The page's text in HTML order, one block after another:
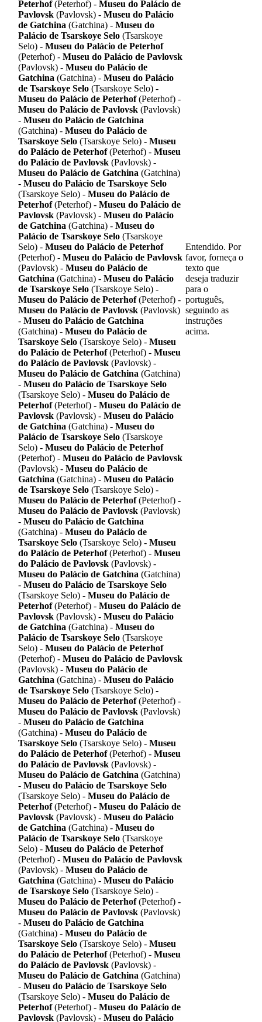
Peterhof(Peterhof) - Museu do Palácio de
Pavlovsk (Pavlovsk) - Museu do Palácio
de Gatchina (Gatchina) - Museu do
Palácio de Tsarskoye Selo (Tsarskoye
Selo) - Museu do Palácio de Peterhof
(Peterhof) - Museu do Palácio de Pavlovsk
(Pavlovsk) - Museu do Palácio de
Gatchina (Gatchina) - Museu do Palácio
de Tsarskoye Selo (Tsarskoye Selo) -
Museu do Palácio de Peterhof(Peterhof) -
Museu do Palácio de Pavlovsk (Pavlovsk)
- Museu do Palácio de Gatchina
(Gatchina) - Museu do Palácio de
Tsarskoye Selo (Tsarskoye Selo) - Museu
do Palácio de Peterhof(Peterhof) - Museu
do Palácio de Pavlovsk (Pavlovsk) -
Museu do Palácio de Gatchina (Gatchina)
- Museu do Palácio de Tsarskoye Selo
(Tsarskoye Selo) - Museu do Palácio de
Peterhof(Peterhof) - Museu do Palácio de
Pavlovsk (Pavlovsk) - Museu do Palácio
de Gatchina (Gatchina) - Museu do
Palácio de Tsarskoye Selo (Tsarskoye
Selo) - Museu do Palácio de Peterhof
(Peterhof) - Museu do Palácio de Pavlovsk
(Pavlovsk) - Museu do Palácio de
Gatchina (Gatchina) - Museu do Palácio
de Tsarskoye Selo (Tsarskoye Selo) -
Museu do Palácio de Peterhof(Peterhof) -
Museu do Palácio de Pavlovsk (Pavlovsk)
- Museu do Palácio de Gatchina
(Gatchina) - Museu do Palácio de
Tsarskoye Selo (Tsarskoye Selo) - Museu
do Palácio de Peterhof(Peterhof) - Museu
do Palácio de Pavlovsk (Pavlovsk) -
Museu do Palácio de Gatchina (Gatchina)
- Museu do Palácio de Tsarskoye Selo
(Tsarskoye Selo) - Museu do Palácio de
Peterhof(Peterhof) - Museu do Palácio de
Pavlovsk (Pavlovsk) - Museu do Palácio
de Gatchina (Gatchina) - Museu do
Palácio de Tsarskoye Selo (Tsarskoye
Selo) - Museu do Palácio de Peterhof
(Peterhof) - Museu do Palácio de Pavlovsk
(Pavlovsk) - Museu do Palácio de
Gatchina (Gatchina) - Museu do Palácio
de Tsarskoye Selo (Tsarskoye Selo) -
Museu do Palácio de Peterhof(Peterhof) -
Museu do Palácio de Pavlovsk (Pavlovsk)
- Museu do Palácio de Gatchina
(Gatchina) - Museu do Palácio de
Tsarskoye Selo (Tsarskoye Selo) - Museu
do Palácio de Peterhof(Peterhof) - Museu
do Palácio de Pavlovsk (Pavlovsk) -
Museu do Palácio de Gatchina (Gatchina)
- Museu do Palácio de Tsarskoye Selo
(Tsarskoye Selo) - Museu do Palácio de
Peterhof(Peterhof) - Museu do Palácio de
Pavlovsk (Pavlovsk) - Museu do Palácio
de Gatchina (Gatchina) - Museu do
Palácio de Tsarskoye Selo (Tsarskoye
Selo) - Museu do Palácio de Peterhof
(Peterhof) - Museu do Palácio de Pavlovsk
(Pavlovsk) - Museu do Palácio de
Gatchina (Gatchina) - Museu do Palácio
de Tsarskoye Selo (Tsarskoye Selo) -
Museu do Palácio de Peterhof(Peterhof) -
Museu do Palácio de Pavlovsk (Pavlovsk)
- Museu do Palácio de Gatchina
(Gatchina) - Museu do Palácio de
Tsarskoye Selo (Tsarskoye Selo) - Museu
do Palácio de Peterhof(Peterhof) - Museu
do Palácio de Pavlovsk (Pavlovsk) -
Museu do Palácio de Gatchina (Gatchina)
- Museu do Palácio de Tsarskoye Selo
(Tsarskoye Selo) - Museu do Palácio de
Peterhof(Peterhof) - Museu do Palácio de
Pavlovsk (Pavlovsk) - Museu do Palácio
de Gatchina (Gatchina) - Museu do
Palácio de Tsarskoye Selo (Tsarskoye
Selo) - Museu do Palácio de Peterhof
(Peterhof) - Museu do Palácio de Pavlovsk
(Pavlovsk) - Museu do Palácio de
Gatchina (Gatchina) - Museu do Palácio
de Tsarskoye Selo (Tsarskoye Selo) -
Museu do Palácio de Peterhof(Peterhof) -
Museu do Palácio de Pavlovsk (Pavlovsk)
- Museu do Palácio de Gatchina
(Gatchina) - Museu do Palácio de
Tsarskoye Selo (Tsarskoye Selo) - Museu
do Palácio de Peterhof(Peterhof) - Museu
do Palácio de Pavlovsk (Pavlovsk) -
Museu do Palácio de Gatchina (Gatchina)
- Museu do Palácio de Tsarskoye Selo
(Tsarskoye Selo) - Museu do Palácio de
Peterhof(Peterhof) - Museu do Palácio de
Pavlovsk (Pavlovsk) - Museu do Palácio
Entendido. Por
favor, forneça o
texto que
deseja traduzir
para o
português,
seguindo as
instruções
acima.